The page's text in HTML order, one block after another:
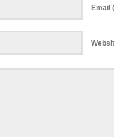
Email